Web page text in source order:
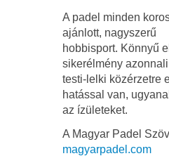
A padel minden
ajánlott, nagyszerű
hobbisport. Könnyű
sikerélmény
testi-lelki közérzetre
hatással van,
az ízületeket.
A Magyar Padel
magyarpadel.com